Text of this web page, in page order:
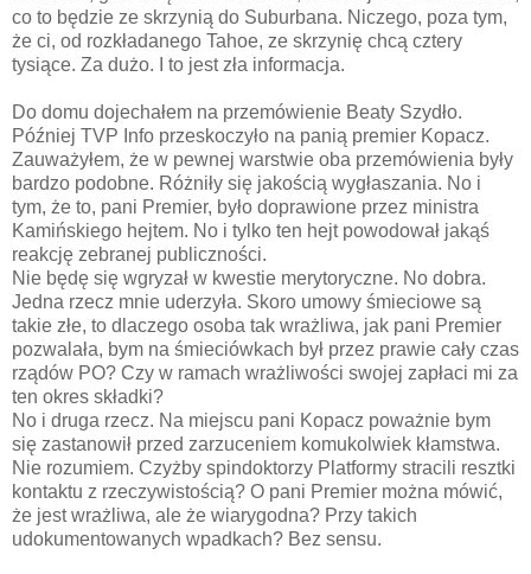
co to będzie ze skrzynią do Suburbana. Niczego, poza tym,
że ci, od rozkładanego Tahoe, ze skrzynię chcą cztery
tysiące. Za dużo. I to jest zła informacja.
Do domu dojechałem na przemówienie Beaty Szydło.
Później TVP Info przeskoczyło na panią premier Kopacz.
Zauważyłem, że w pewnej warstwie oba przemówienia były
bardzo podobne. Różniły się jakością wygłaszania. No i
tym, że to, pani Premier, było doprawione przez ministra
Kamińskiego hejtem. No i tylko ten hejt powodował jakąś
reakcję zebranej publiczności.
Nie będę się wgryzał w kwestie merytoryczne. No dobra.
Jedna rzecz mnie uderzyła. Skoro umowy śmieciowe są
takie złe, to dlaczego osoba tak wrażliwa, jak pani Premier
pozwalała, bym na śmieciówkach był przez prawie cały czas
rządów PO? Czy w ramach wrażliwości swojej zapłaci mi za
ten okres składki?
No i druga rzecz. Na miejscu pani Kopacz poważnie bym
się zastanowił przed zarzuceniem komukolwiek kłamstwa.
Nie rozumiem. Czyżby spindoktorzy Platformy stracili resztki
kontaktu z rzeczywistością? O pani Premier można mówić,
że jest wrażliwa, ale że wiarygodna? Przy takich
udokumentowanych wpadkach? Bez sensu.